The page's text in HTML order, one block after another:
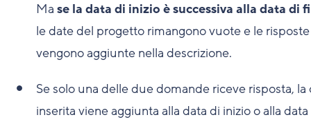
Ma se la data di inizio è successiva alla data di
le date del progetto rimangono vuote e le risposte
vengono aggiunte nella descrizione.
Se solo una delle due domande riceve risposta, la
inserita viene aggiunta alla data di inizio o alla